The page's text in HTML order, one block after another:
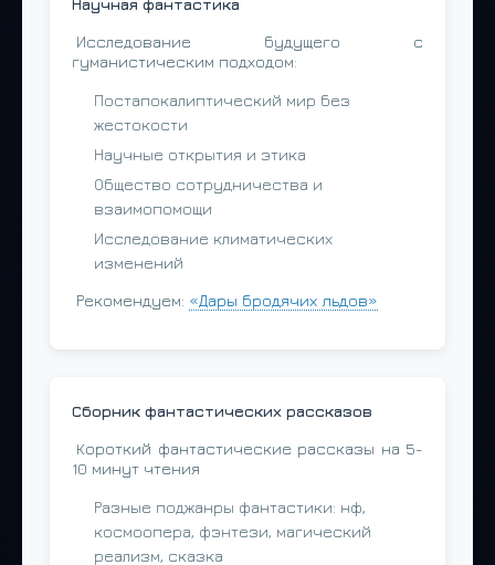
Исследование будущего с
гуманистическим подходом:
Постапокалиптический мир без
жестокости
Научные открытия и этика
Общество сотрудничества и
взаимопомощи
Исследование климатических
изменений
Рекомендуем: «Дары бродячих льдов»
Сборник фантастических рассказов
Короткий фантастические рассказы на 5-
10 минут чтения
Разные поджанры фантастики: нф,
космоопера, фэнтези, магический
реализм, сказка